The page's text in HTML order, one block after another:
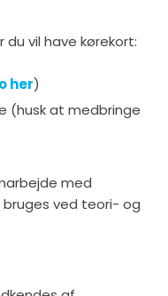
vil have kørekort:
her)
at medbringe
med
ved teori- og